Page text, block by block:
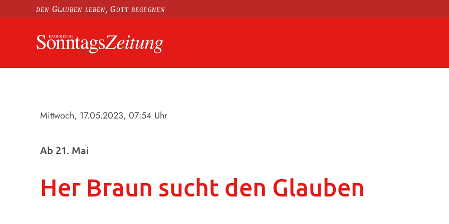
den Glauben leben, Gott begegnen
Mittwoch, 17.05.2023, 07:54 Uhr
Ab 21. Mai
Her Braun sucht den Glauben